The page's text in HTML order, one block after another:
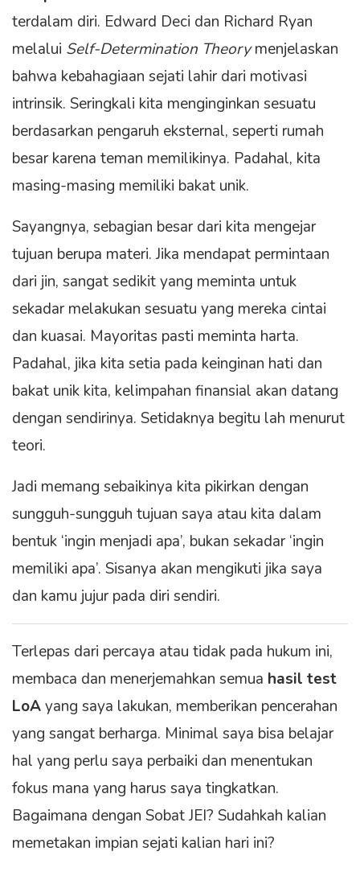
terdalam diri. Edward Deci dan Richard Ryan
melalui Self-Determination Theorymenjelaskan
bahwa kebahagiaan sejati lahir dari motivasi
intrinsik. Seringkali kita menginginkan sesuatu
berdasarkan pengaruh eksternal, seperti rumah
besar karena teman memilikinya. Padahal, kita
masing-masing memiliki bakat unik.
Sayangnya, sebagian besar dari kita mengejar
tujuan berupa materi. Jika mendapat permintaan
dari jin, sangat sedikit yang meminta untuk
sekadar melakukan sesuatu yang mereka cintai
dan kuasai. Mayoritas pasti meminta harta.
Padahal, jika kita setia pada keinginan hati dan
bakat unik kita, kelimpahan finansial akan datang
dengan sendirinya. Setidaknya begitu lah menurut
teori.
Jadi memang sebaikinya kita pikirkan dengan
sungguh-sungguh tujuan saya atau kita dalam
bentuk ‘ingin menjadi apa’, bukan sekadar ‘ingin
memiliki apa’. Sisanya akan mengikuti jika saya
dan kamu jujur pada diri sendiri.
Terlepas dari percaya atau tidak pada hukum ini,
membaca dan menerjemahkan semua hasil test
LoAyang saya lakukan, memberikan pencerahan
yang sangat berharga. Minimal saya bisa belajar
hal yang perlu saya perbaiki dan menentukan
fokus mana yang harus saya tingkatkan.
Bagaimana dengan Sobat JEI? Sudahkah kalian
memetakan impian sejati kalian hari ini?